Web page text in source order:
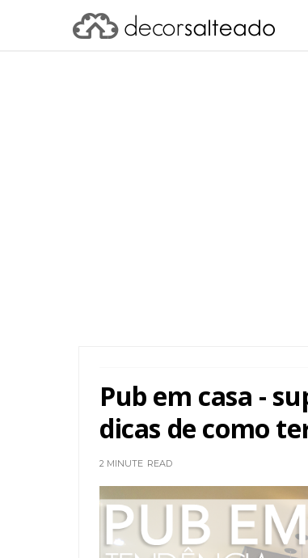
Pub em casa -
dicas de como
2 MINUTE READ